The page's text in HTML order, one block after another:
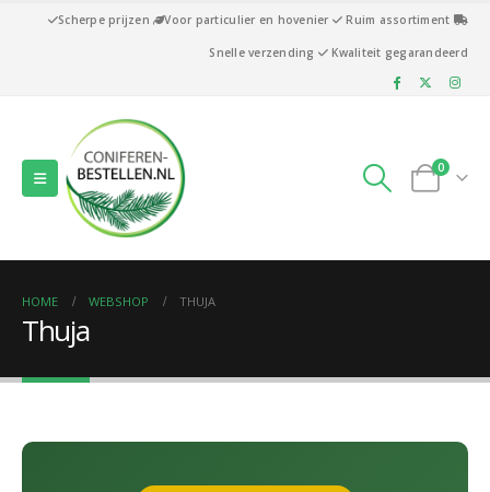
Scherpe prijzen Voor particulier en hovenier Ruim assortiment
Snelle verzending Kwaliteit gegarandeerd
0
HOME WEBSHOP THUJA
Thuja